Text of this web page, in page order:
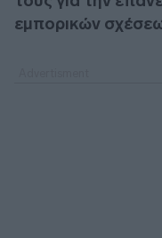
εμπορικών